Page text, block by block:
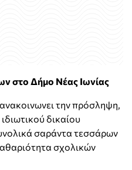
στο Δήμο Νέας Ιωνίας
την πρόσληψη,
δικαίου
σαράντα τεσσάρων
σχολικών